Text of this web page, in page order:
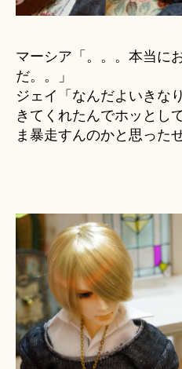
マーシア「。。。本当に
だ。。」
ジェイ「なんだよいきな
きてくれたんでホッとし
ま暴走すんのかと思ったぜ